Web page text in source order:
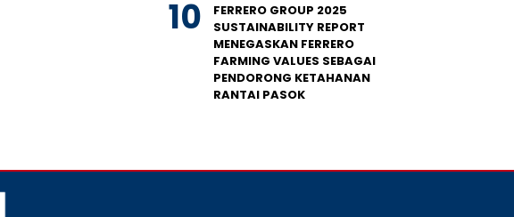
FERRERO GROUP 2025
SUSTAINABILITY REPORT
MENEGASKAN FERRERO
FARMING VALUES SEBAGAI
PENDORONG KETAHANAN
RANTAI PASOK